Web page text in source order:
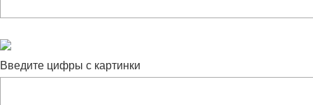
Введите цифры с картинки